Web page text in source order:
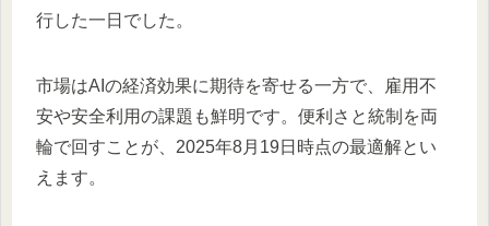
行した一日でした。
市場はAIの経済効果に期待を寄せる一方で、雇用不
安や安全利用の課題も鮮明です。便利さと統制を両
輪で回すことが、2025年8月19日時点の最適解とい
えます。